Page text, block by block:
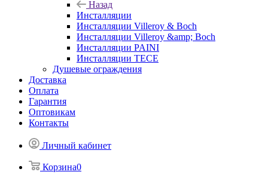
Назад
Инсталляции
Инсталляции Villeroy & Boch
Инсталляции Villeroy &amp; Boch
Инсталляции PAINI
Инсталляции TECE
Душевые ограждения
Доставка
Оплата
Гарантия
Оптовикам
Контакты
Личный кабинет
Корзина0